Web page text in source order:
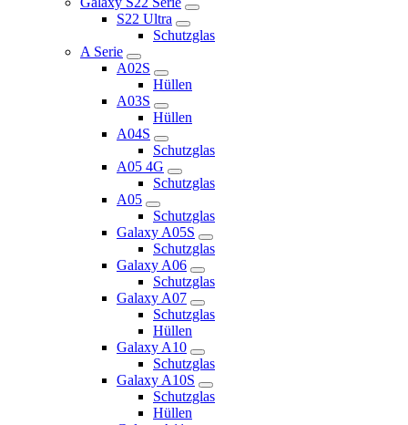
S22 Ultra
Schutzglas
A Serie
A02S
Hüllen
A03S
Hüllen
A04S
Schutzglas
A05 4G
Schutzglas
A05
Schutzglas
Galaxy A05S
Schutzglas
Galaxy A06
Schutzglas
Galaxy A07
Schutzglas
Hüllen
Galaxy A10
Schutzglas
Galaxy A10S
Schutzglas
Hüllen